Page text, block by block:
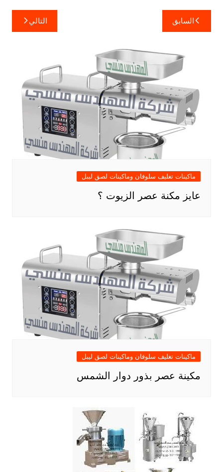
تصفّح
المقالات
السابق التالي
ماكينات تغليف سلوفان وماكينات لصق ليبل
عايز مكنة عصر الزيوت ؟
ماكينات تغليف سلوفان وماكينات لصق ليبل
مكينة عصر بذور دوار الشمس